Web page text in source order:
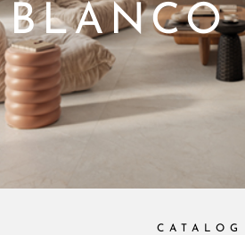
BLANCO
CATALOG